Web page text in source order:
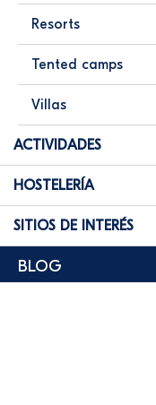
Resorts
Tented camps
Villas
ACTIVIDADES
HOSTELERÍA
SITIOS DE INTERÉS
BLOG